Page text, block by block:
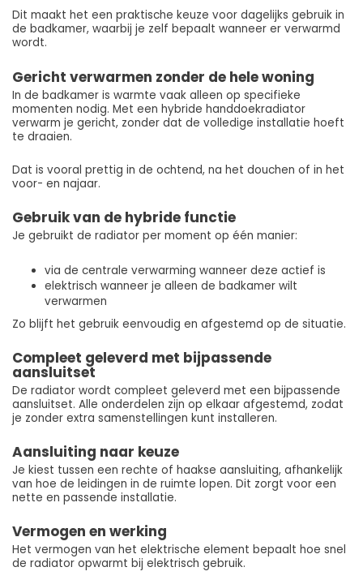
Dit maakt het een praktische keuze voor dagelijks gebruik in
de badkamer, waarbij je zelf bepaalt wanneer er verwarmd
wordt.
Gericht verwarmen zonder de hele woning
In de badkamer is warmte vaak alleen op specifieke
momenten nodig. Met een hybride handdoekradiator
verwarm je gericht, zonder dat de volledige installatie hoeft
te draaien.
Dat is vooral prettig in de ochtend, na het douchen of in het
voor- en najaar.
Gebruik van de hybride functie
Je gebruikt de radiator per moment op één manier:
via de centrale verwarming wanneer deze actief is
elektrisch wanneer je alleen de badkamer wilt
verwarmen
Zo blijft het gebruik eenvoudig en afgestemd op de situatie.
Compleet geleverd met bijpassende
aansluitset
De radiator wordt compleet geleverd met een bijpassende
aansluitset. Alle onderdelen zijn op elkaar afgestemd, zodat
je zonder extra samenstellingen kunt installeren.
Aansluiting naar keuze
Je kiest tussen een rechte of haakse aansluiting, afhankelijk
van hoe de leidingen in de ruimte lopen. Dit zorgt voor een
nette en passende installatie.
Vermogen en werking
Het vermogen van het elektrische element bepaalt hoe snel
de radiator opwarmt bij elektrisch gebruik.